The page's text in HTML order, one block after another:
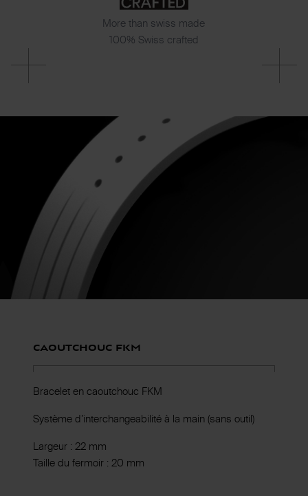
More than swiss made
100% Swiss crafted
Caoutchouc FKM
Bracelet en caoutchouc FKM
Système d’interchangeabilité à la main (sans outil)
Largeur : 22 mm
Taille du fermoir : 20 mm